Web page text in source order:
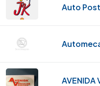
Auto
AVENIDA